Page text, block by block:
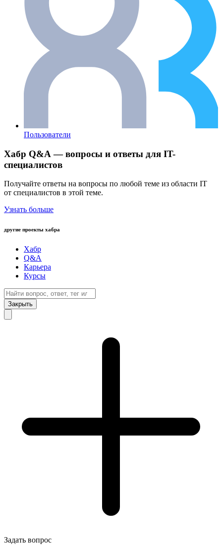
Пользователи
Хабр Q&A — вопросы и ответы для IT-
специалистов
Получайте ответы на вопросы по любой теме из области IT
от специалистов в этой теме.
Узнать больше
другие проекты хабра
Хабр
Q&A
Карьера
Курсы
Закрыть
Задать вопрос